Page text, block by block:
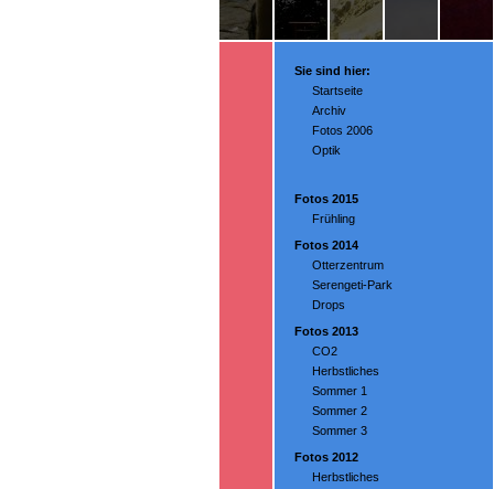
Sie sind hier:
Startseite
Archiv
Fotos 2006
Optik
Fotos 2015
Frühling
Fotos 2014
Otterzentrum
Serengeti-Park
Drops
Fotos 2013
CO2
Herbstliches
Sommer 1
Sommer 2
Sommer 3
Fotos 2012
Herbstliches